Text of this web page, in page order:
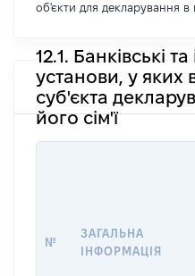
об'єкти для декларування в
12.1. Банківські
установи, у яких
суб'єкта
його сім'ї
№
ЗАГАЛЬНА
ІНФОРМАЦІЯ